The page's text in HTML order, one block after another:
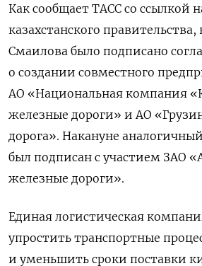
Как сообщает ТАСС со ссылкой
казахстанского правительства,
Смаилова было подписано
о создании совместного
АО «Национальная компания
железные дороги» и АО
дорога». Накануне
был подписан с участием ЗАО
железные дороги».
Единая логистическая
упростить транспортные
и уменьшить сроки поставки